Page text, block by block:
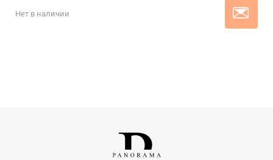
Нет в наличии